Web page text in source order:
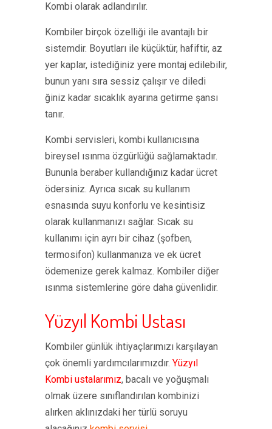
Kombi olarak adlandırılır.
Kombiler birçok özelliği ile avantajlı bir
sistemdir. Boyutları ile küçüktür, hafiftir, az
yer kaplar, istediğiniz yere montaj edilebilir,
bunun yanı sıra sessiz çalışır ve diledi
ğiniz kadar sıcaklık ayarına getirme şansı
tanır.
Kombi servisleri, kombi kullanıcısına
bireysel ısınma özgürlüğü sağlamaktadır.
Bununla beraber kullandığınız kadar ücret
ödersiniz. Ayrıca sıcak su kullanım
esnasında suyu konforlu ve kesintisiz
olarak kullanmanızı sağlar. Sıcak su
kullanımı için ayrı bir cihaz (şofben,
termosifon) kullanmanıza ve ek ücret
ödemenize gerek kalmaz. Kombiler diğer
ısınma sistemlerine göre daha güvenlidir.
Yüzyıl Kombi Ustası
Kombiler günlük ihtiyaçlarımızı karşılayan
çok önemli yardımcılarımızdır. Yüzyıl
Kombi ustalarımız, bacalı ve yoğuşmalı
olmak üzere sınıflandırılan kombinizi
alırken aklınızdaki her türlü soruyu